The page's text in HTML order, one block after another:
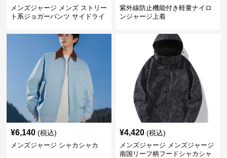
メンズジャージ メンズ ストリー
ト系ジョガーパンツ サイドライ
紫外線防止機能付き軽量ナイロ
ンジャージ上着
¥6,140 (税込)
メンズジャージ シャカシャカ
¥4,420 (税込)
メンズジャージ メンズジャージ
南国リーフ柄フードシャカシャ